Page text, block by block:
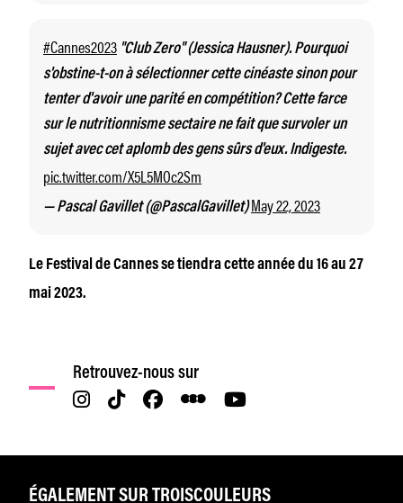
#Cannes2023 "Club Zero" (Jessica Hausner). Pourquoi
s'obstine-t-on à sélectionner cette cinéaste sinon pour
tenter d'avoir une parité en compétition? Cette farce
sur le nutritionnisme sectaire ne fait que survoler un
sujet avec cet aplomb des gens sûrs d'eux. Indigeste.
pic.twitter.com/X5L5MOc2Sm
— Pascal Gavillet (@PascalGavillet)May 22, 2023
Le Festival de Cannes se tiendra cette année du 16 au 27
mai 2023.
Retrouvez-nous sur
ÉGALEMENT SUR TROISCOULEURS